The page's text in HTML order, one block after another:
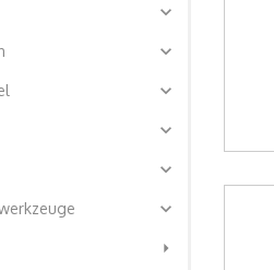
expand_more
expand_more
expand_more
expand_more
expand_more
expand_more
arrow_right